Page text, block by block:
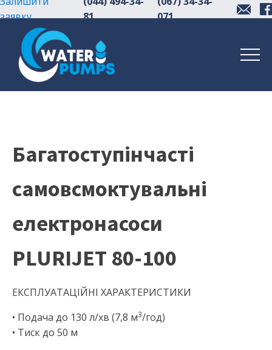
заявку
81
071
Багатоступінчасті
самовсмоктувальні
електронасоси
PLURIJET 80-100
ЕКСПЛУАТАЦІЙНІ ХАРАКТЕРИСТИКИ
• Подача до 130 л/хв (7,8 м3/год)
• Тиск до 50 м